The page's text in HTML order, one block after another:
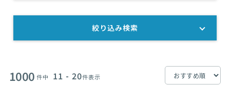
1000 件中 11 - 20件表示
絞り込み検索